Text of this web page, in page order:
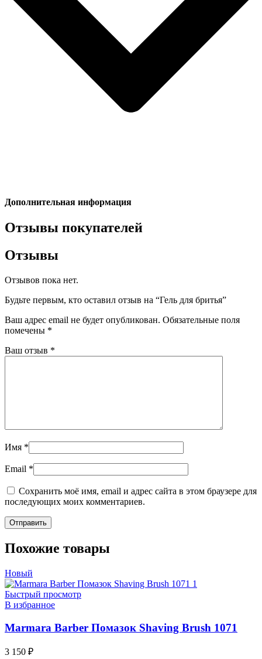
Дополнительная информация
Отзывы покупателей
Отзывы
Отзывов пока нет.
Будьте первым, кто оставил отзыв на “Гель для бритья”
Ваш адрес email не будет опубликован. Обязательные поля
помечены *
Ваш отзыв *
Имя *
Email *
Сохранить моё имя, email и адрес сайта в этом браузере для
последующих моих комментариев.
Похожие товары
Новый
Быстрый просмотр
В избранное
Marmara Barber Помазок Shaving Brush 1071
3 150 ₽